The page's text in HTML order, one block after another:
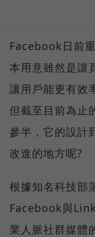
Facebook日前
本用意雖然是讓
讓用戶能更有效
但截至目前為止
參半，它的設計
改進的地方呢?
根據知名科技部
Facebook與
業人脈社群媒體